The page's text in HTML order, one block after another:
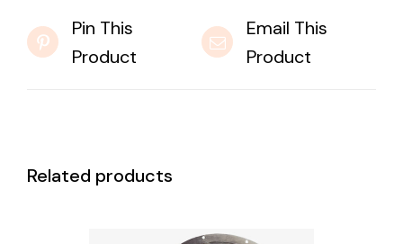
Pin This
Product
Email This
Product
Related products